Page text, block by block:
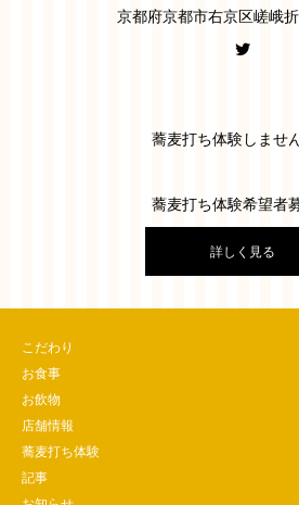
京都府京都市右京区嵯峨
蕎麦打ち体験しませ
蕎麦打ち体験希望者
詳しく見る
こだわり
お食事
お飲物
店舗情報
蕎麦打ち体験
記事